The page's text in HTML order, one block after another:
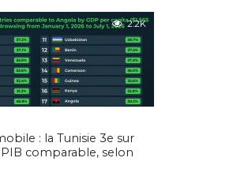
2.2K
: la Tunisie 3e sur
comparable, selon